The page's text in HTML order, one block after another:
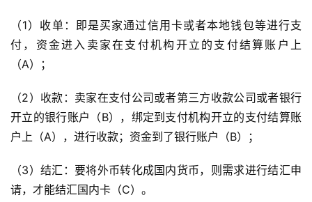
（1）收单：即是买家通过信用卡或者本地钱包等进行支
付，资金进入卖家在支付机构开立的支付结算账户上
（A）；
（2）收款：卖家在支付公司或者第三方收款公司或者银行
开立的银行账户（B），绑定到支付机构开立的支付结算账
户上（A），进行收款；资金到了银行账户（B）；
（3）结汇：要将外币转化成国内货币，则需求进行结汇申
请，才能结汇国内卡（C）。